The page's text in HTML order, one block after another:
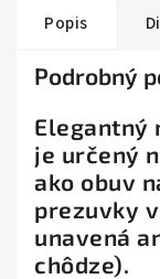
Popis
Podrobný
Elegantný
je určený
ako obuv
prezuvky
unavená
chôdze).